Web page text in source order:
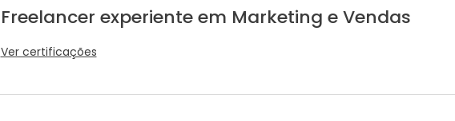
Freelancer experiente em Marketing e Vendas
Ver certificações